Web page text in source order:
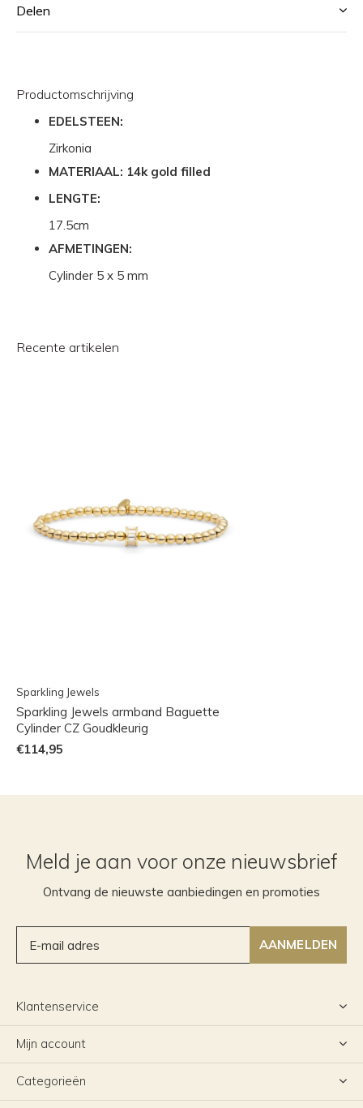
Delen
Productomschrijving
EDELSTEEN:
Zirkonia
MATERIAAL: 14k gold filled
LENGTE:
17.5cm
AFMETINGEN:
Cylinder 5 x 5 mm
Recente artikelen
Sparkling Jewels
Sparkling Jewels armband Baguette
Cylinder CZ Goudkleurig
€114,95
Meld je aan voor onze nieuwsbrief
Ontvang de nieuwste aanbiedingen en promoties
AANMELDEN
Klantenservice
Mijn account
Categorieën